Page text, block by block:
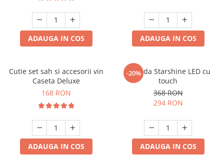
ADAUGA IN COS ADAUGA IN COS
Cutie set sah si accesorii vin
Caseta Deluxe
168 RON
ADAUGA IN COS
-20%
Oglinda Starshine LED cu
touch
368 RON
294 RON
ADAUGA IN COS